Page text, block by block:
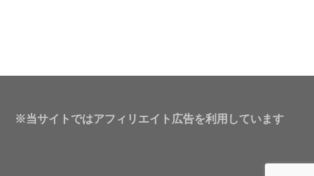
※当サイトではアフィリエイト広告を利用しています